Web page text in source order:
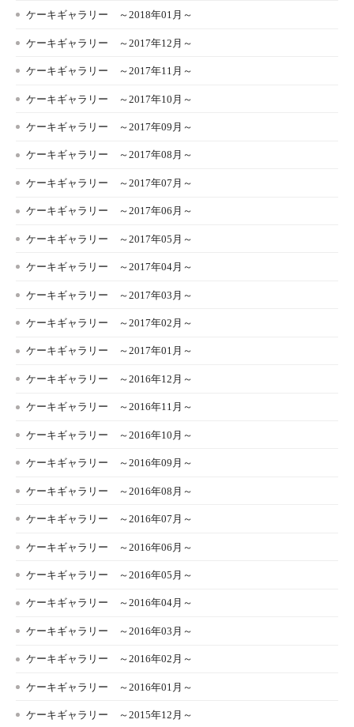
ケーキギャラリー ～2018年01月～
ケーキギャラリー ～2017年12月～
ケーキギャラリー ～2017年11月～
ケーキギャラリー ～2017年10月～
ケーキギャラリー ～2017年09月～
ケーキギャラリー ～2017年08月～
ケーキギャラリー ～2017年07月～
ケーキギャラリー ～2017年06月～
ケーキギャラリー ～2017年05月～
ケーキギャラリー ～2017年04月～
ケーキギャラリー ～2017年03月～
ケーキギャラリー ～2017年02月～
ケーキギャラリー ～2017年01月～
ケーキギャラリー ～2016年12月～
ケーキギャラリー ～2016年11月～
ケーキギャラリー ～2016年10月～
ケーキギャラリー ～2016年09月～
ケーキギャラリー ～2016年08月～
ケーキギャラリー ～2016年07月～
ケーキギャラリー ～2016年06月～
ケーキギャラリー ～2016年05月～
ケーキギャラリー ～2016年04月～
ケーキギャラリー ～2016年03月～
ケーキギャラリー ～2016年02月～
ケーキギャラリー ～2016年01月～
ケーキギャラリー ～2015年12月～